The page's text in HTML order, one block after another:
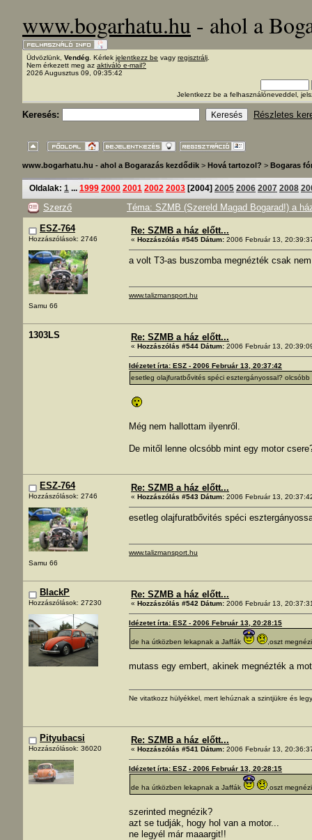
www.bogarhatu.hu - ahol a
Üdvözlünk, Vendég . Kérlek jelentkezz be vagy regisztrálj
Nem érkezett meg az aktiváló e-mail?
2026 Augusztus 09, 09:35:42
Jelentkezz be a felhasználóneveddel,
Keresés: Részletes
www.bogarhatu.hu - ahol a Bogarazás kezdődik > Hová tartozol? > Bogaras
Oldalak: 1 ... 1999 2000 2001 2002 2003 [2004] 2005 2006 2007 2008
Szerző
Téma: SZMB (Szereld Magad Bogarad!) a
ESZ-764
Hozzászólások: 2746
Samu 66
Re: SZMB a ház előtt...
« Hozzászólás #545 Dátum: 2006 Február 13,
a volt T3-as buszomba megnézték csak
www.talizmansport.hu
1303LS Re: SZMB a ház előtt...
« Hozzászólás #544 Dátum: 2006 Február 13,
Idézetet írta: ESZ - 2006 Február 13, 20:37:42
esetleg olajfuratbővités spéci esztergányossal? olcsóbb
Még nem hallottam ilyenről.
De mitől lenne olcsóbb mint egy motor
ESZ-764
Hozzászólások: 2746
Samu 66
Re: SZMB a ház előtt...
« Hozzászólás #543 Dátum: 2006 Február 13,
esetleg olajfuratbővités spéci
www.talizmansport.hu
BlackP
Hozzászólások: 27230
Re: SZMB a ház előtt...
« Hozzászólás #542 Dátum: 2006 Február 13,
Idézetet írta: ESZ - 2006 Február 13, 20:28:15
de ha útközben lekapnak a Jaffák ,oszt
mutass egy embert, akinek megnézték a
Ne vitatkozz hülyékkel, mert lehúznak a szintjükre és
Pityubacsi
Hozzászólások: 36020
Re: SZMB a ház előtt...
« Hozzászólás #541 Dátum: 2006 Február 13,
Idézetet írta: ESZ - 2006 Február 13, 20:28:15
de ha útközben lekapnak a Jaffák ,oszt
szerinted megnézik?
azt se tudják, hogy hol van a motor...
ne legyél már maaargit!!